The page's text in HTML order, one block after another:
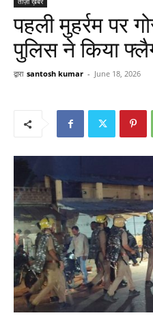
पहली मुहर्रम पर
पुलिस ने किया
द्वारा santosh kumar - June 18, 2026